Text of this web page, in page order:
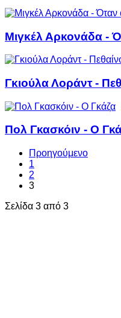
Μιγκέλ Αρκονάδα -
Γκιούλα Λοράντ -
Πολ Γκασκόιν - Ο
Προηγούμενο
1
2
3
Σελίδα 3 από 3